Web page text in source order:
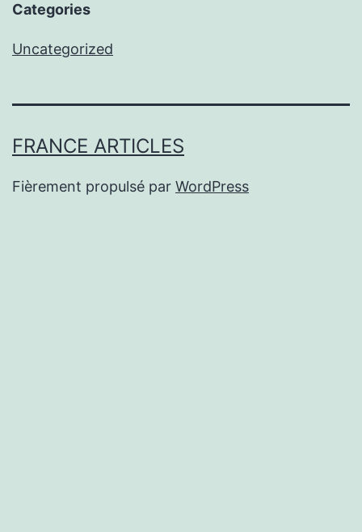
Categories
Uncategorized
FRANCE ARTICLES
Fièrement propulsé par WordPress